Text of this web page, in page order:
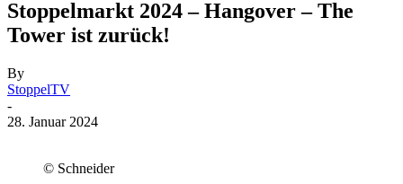
Stoppelmarkt 2024 – Hangover – The
Tower ist zurück!
By
StoppelTV
-
28. Januar 2024
© Schneider